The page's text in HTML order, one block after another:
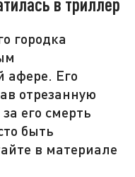
городка
афере. Его
отрезанную
его смерть
быть
в материале